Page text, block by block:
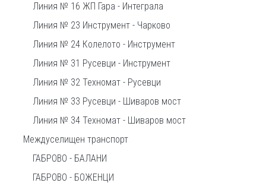
Линия № 16 ЖП Гара - Интеграла
Линия № 23 Инструмент - Чарково
Линия № 24 Колелото - Инструмент
Линия № 31 Русевци - Инструмент
Линия № 32 Техномат - Русевци
Линия № 33 Русевци - Шиваров мост
Линия № 34 Техномат - Шиваров мост
Междуселищен транспорт
ГАБРОВО - БАЛАНИ
ГАБРОВО - БОЖЕНЦИ